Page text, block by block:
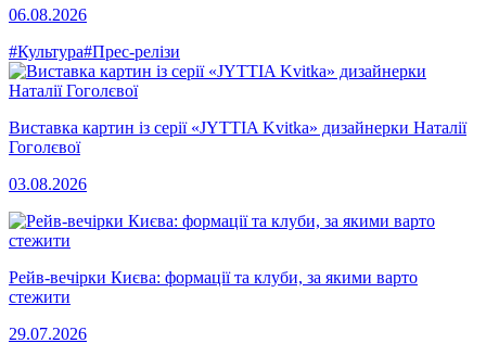
06.08.2026
#Культура#Прес-релізи
Виставка картин із серії «JYTTIA Kvitka» дизайнерки Наталії
Гоголєвої
03.08.2026
Рейв-вечірки Києва: формації та клуби, за якими варто
стежити
29.07.2026